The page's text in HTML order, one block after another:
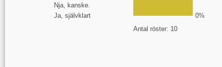
Nja, kanske.
Ja, självklart
0%
Antal röster: 10